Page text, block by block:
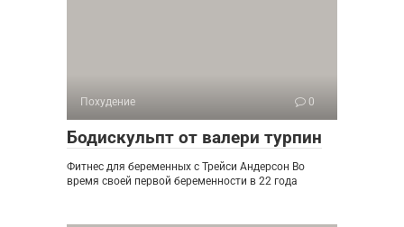
Похудение 0
Бодискульпт от валери турпин
Фитнес для беременных с Трейси Андерсон Во
время своей первой беременности в 22 года